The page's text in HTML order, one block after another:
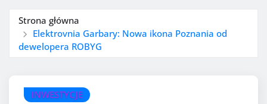
Strona główna
Elektrovnia Garbary: Nowa ikona Poznania od
dewelopera ROBYG
INWESTYCJE